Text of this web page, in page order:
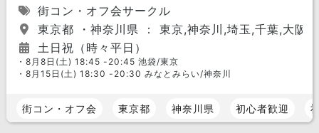
街コン・オフ会サークル
東京都 ・神奈川県 ： 東京,神奈川,埼玉,千葉,大阪,
土日祝（時々平日）
・8月8日(土) 18:45 -20:45 池袋/東京
・8月15日(土) 18:30 -20:30 みなとみらい/神奈川
街コン・オフ会 東京都 神奈川県 初心者歓迎